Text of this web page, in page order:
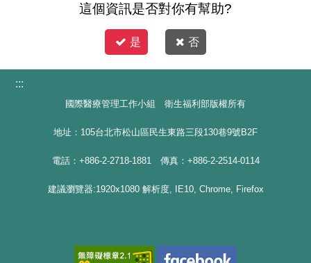
這個資訊是否對你有幫助?
是 否
:::
國際醫療管理工作小組 衛生福利部版權所有
地址：105台北市松山區民生東路三段130巷9號B2F
電話：+886-2-2718-1881 傳真：+886-2-2514-0114
建議瀏覽器:1920x1080 解析度, IE10, Chrome, Firefox